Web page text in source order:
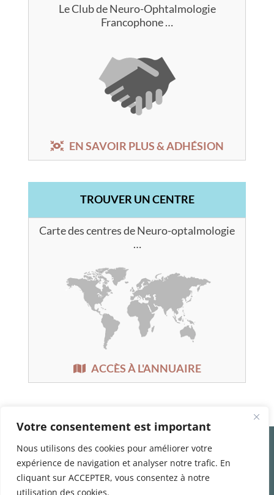
Votre consentement est important
Nous utilisons des cookies pour améliorer votre
expérience de navigation et analyser notre trafic. En
cliquant sur ACCEPTER, vous consentez à notre
utilisation des cookies.
Le Club de Neuro-Ophtalmologie
Francophone …
EN SAVOIR PLUS & ADHÉSION
TROUVER UN CENTRE
Carte des centres de Neuro-optalmologie
…
ACCÈS À L'ANNUAIRE
Qui sommes nous
Contacts
Liste des centres de Neuro-Ophtalmologie
Données personnelles
Mentions légales